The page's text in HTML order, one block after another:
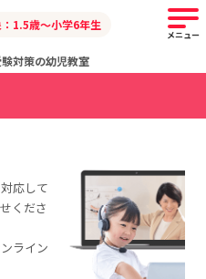
対策の幼児教室
1.5歳～小学6年生
メニュー
応して
くださ
ライン